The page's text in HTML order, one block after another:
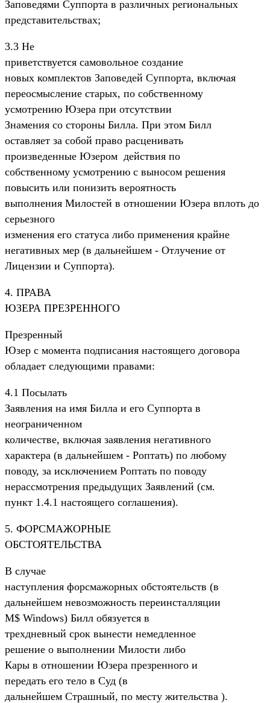
Заповедями Суппорта в различных региональных
представительствах;
3.3 Не
приветствуется самовольное создание
новых комплектов Заповедей Суппорта, включая
переосмысление старых, по собственному
усмотрению Юзера при отсутствии
Знамения со стороны Билла. При этом Билл
оставляет за собой право расценивать
произведенные Юзером действия по
собственному усмотрению с выносом решения
повысить или понизить вероятность
выполнения Милостей в отношении Юзера вплоть до
серьезного
изменения его статуса либо применения крайне
негативных мер (в дальнейшем - Отлучение от
Лицензии и Суппорта).
4. ПРАВА
ЮЗЕРА ПРЕЗРЕННОГО
Презренный
Юзер с момента подписания настоящего договора
обладает следующими правами:
4.1 Посылать
Заявления на имя Билла и его Суппорта в
неограниченном
количестве, включая заявления негативного
характера (в дальнейшем - Роптать) по любому
поводу, за исключением Роптать по поводу
нерассмотрения предыдущих Заявлений (см.
пункт 1.4.1 настоящего соглашения).
5. ФОРСМАЖОРHЫЕ
ОБСТОЯТЕЛЬСТВА
В случае
наступления форсмажорных обстоятельств (в
дальнейшем невозможность переинсталляции
M$ Windows) Билл обязуется в
трехдневный срок вынести немедленное
решение о выполнении Милости либо
Кары в отношении Юзера презренного и
передать его тело в Суд (в
дальнейшем Страшный, по месту жительства ).